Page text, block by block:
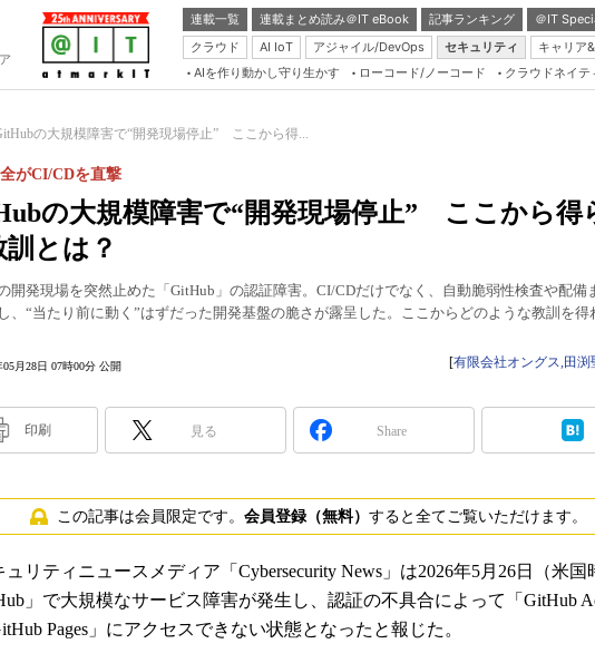
連載一覧 連載まとめ読み＠IT eBook 記事ランキング ＠IT
クラウド
AI IoT アジャイル/DevOps セキュリティ キャリア
AIを作り動かし守り生かす ローコード/ノーコード クラウドネイテ
の大規模障害で“開発現場停止” ここから得...
の大規模障害で“開発現場停止” ここから得
訓とは？
がCI/CDを直撃
開発現場を突然止めた「GitHub」の認証障害。CI/CDだけでなく、自動脆弱性検査や配備
、“当たり前に動く”はずだった開発基盤の脆さが露呈した。ここからどのような教訓を得
05月28日 07時00分 公開 [有限会社オングス,田渕
印刷 見る Share
この記事は会員限定です。 会員登録（無料） すると全てご覧いただけます。
リティニュースメディア「Cybersecurity News」は2026年5月26日（米国
」で大規模なサービス障害が発生し、認証の不具合によって「GitHub
Pages」にアクセスできない状態となったと報じた。